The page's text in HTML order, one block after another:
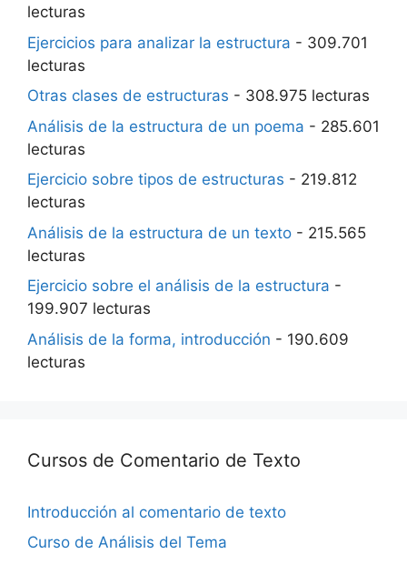
lecturas
Ejercicios para analizar la estructura - 309.701
lecturas
Otras clases de estructuras - 308.975 lecturas
Análisis de la estructura de un poema - 285.601
lecturas
Ejercicio sobre tipos de estructuras - 219.812
lecturas
Análisis de la estructura de un texto - 215.565
lecturas
Ejercicio sobre el análisis de la estructura -
199.907 lecturas
Análisis de la forma, introducción - 190.609
lecturas
Cursos de Comentario de Texto
Introducción al comentario de texto
Curso de Análisis del Tema